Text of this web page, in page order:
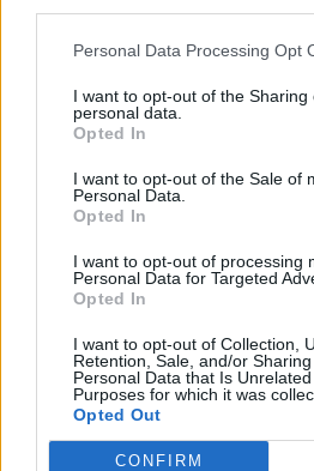
Personal Data Processing Opt
I want to opt-out of the Sharing
personal data.
Opted In
I want to opt-out of the Sale of
Personal Data.
Opted In
I want to opt-out of processing
Personal Data for Targeted
Opted In
I want to opt-out of Collection,
Retention, Sale, and/or
Personal Data that Is
Purposes for which it was
Opted Out
CONFIRM